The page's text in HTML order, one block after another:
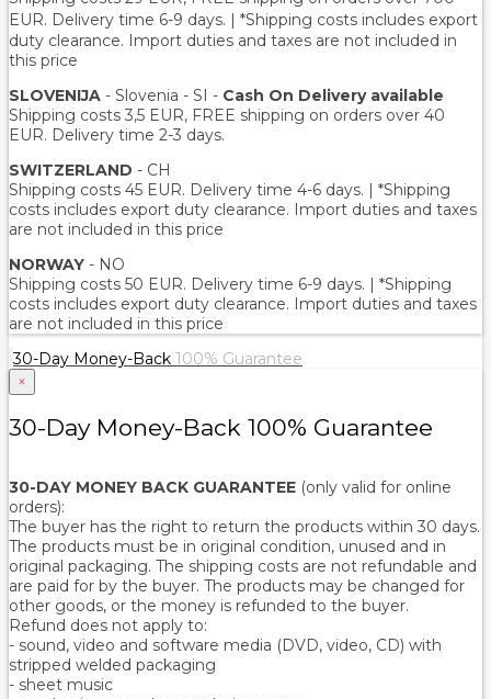
EUR. Delivery time 6-9 days. | *Shipping costs includes export
duty clearance. Import duties and taxes are not included in
this price
SLOVENIJA - Slovenia - SI - Cash On Delivery available
Shipping costs 3,5 EUR, FREE shipping on orders over 40
EUR. Delivery time 2-3 days.
SWITZERLAND - CH
Shipping costs 45 EUR. Delivery time 4-6 days. | *Shipping
costs includes export duty clearance. Import duties and taxes
are not included in this price
NORWAY - NO
Shipping costs 50 EUR. Delivery time 6-9 days. | *Shipping
costs includes export duty clearance. Import duties and taxes
are not included in this price
30-Day Money-Back 100% Guarantee
×
30-Day Money-Back 100% Guarantee
30-DAY MONEY BACK GUARANTEE (only valid for online
orders):
The buyer has the right to return the products within 30 days.
The products must be in original condition, unused and in
original packaging. The shipping costs are not refundable and
are paid for by the buyer. The products may be changed for
other goods, or the money is refunded to the buyer.
Refund does not apply to:
- sound, video and software media (DVD, video, CD) with
stripped welded packaging
- sheet music